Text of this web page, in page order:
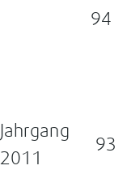
94
Jahrgang
2011
93